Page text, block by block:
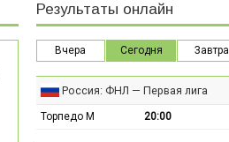
Результаты онлайн
Вчера Сегодня Завтра
Россия: ФНЛ — Первая лига
Торпедо М 20:00